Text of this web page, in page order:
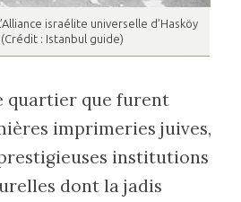
israélite universelle d’Hasköy
: Istanbul guide)
quartier que furent
imprimeries juives,
institutions
dont la jadis